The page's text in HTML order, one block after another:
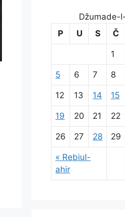
Džumade-
P
U S Č
« Rebiul-
ahir
1
5 6 7 8
12 13 14 15
19 20 21 22
26 27 28 29